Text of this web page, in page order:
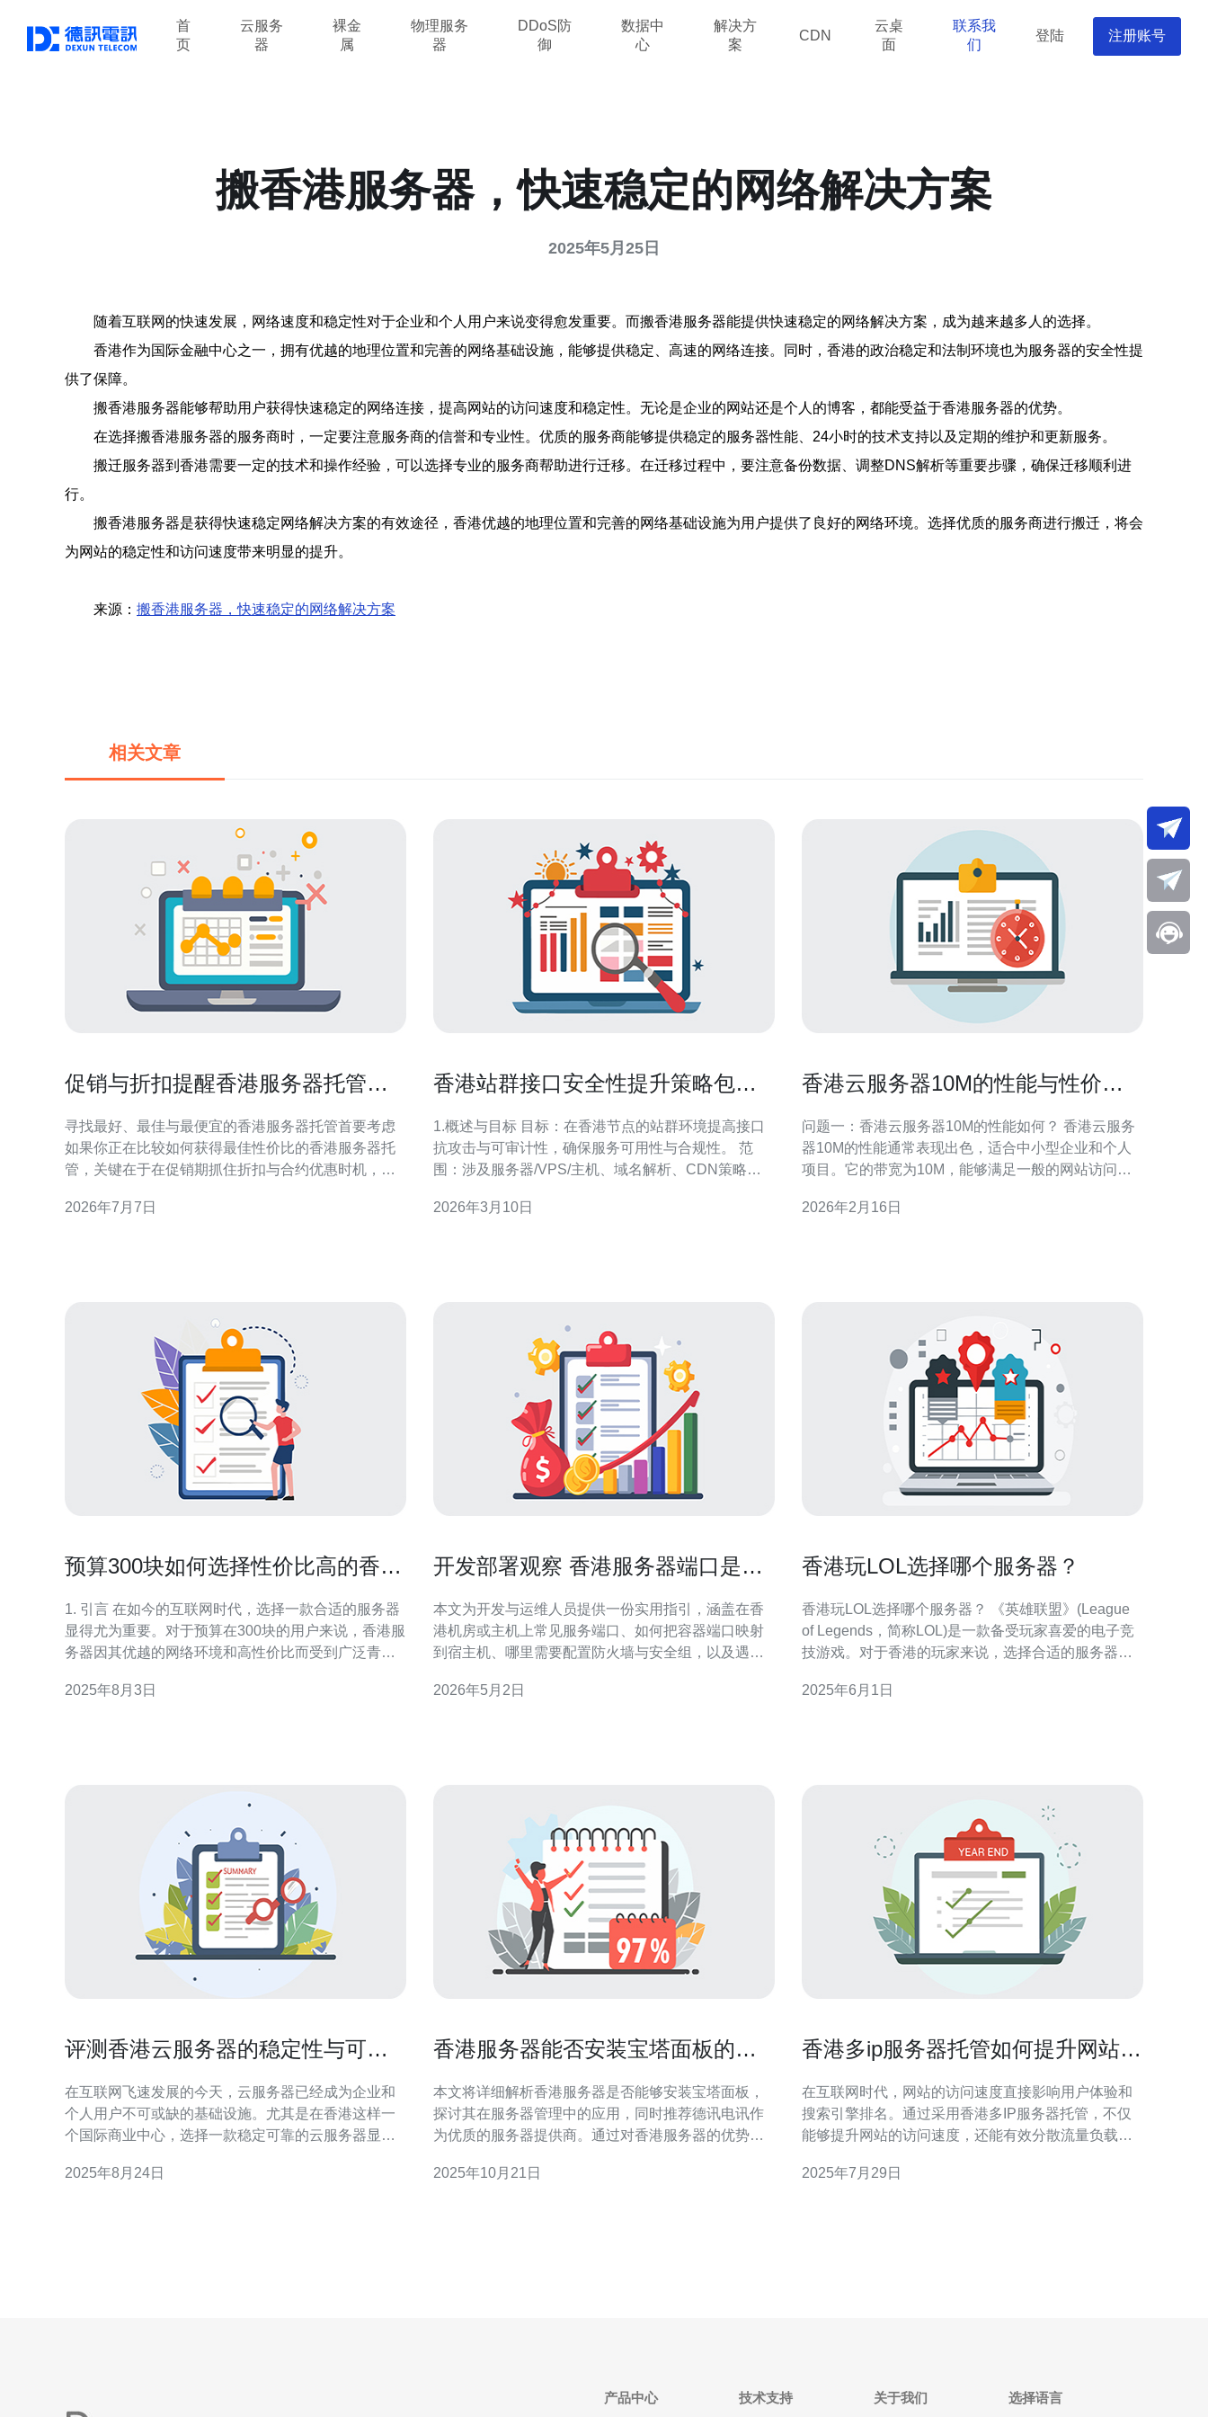
首
页
云服务
器
裸金
属
物理服务
器
DDoS防
御
数据中
心
解决方
案
CDN
云桌
面
联系我
们
登陆 注册账号
搬香港服务器，快速稳定的网络解决方案
2025年5月25日
随着互联网的快速发展，网络速度和稳定性对于企业和个人用户来说变得愈发重要。而搬香港服务器能提供快速稳定的网络解决方案，成为越来越多人的选择。
香港作为国际金融中心之一，拥有优越的地理位置和完善的网络基础设施，能够提供稳定、高速的网络连接。同时，香港的政治稳定和法制环境也为服务器的安全性提
供了保障。
搬香港服务器能够帮助用户获得快速稳定的网络连接，提高网站的访问速度和稳定性。无论是企业的网站还是个人的博客，都能受益于香港服务器的优势。
在选择搬香港服务器的服务商时，一定要注意服务商的信誉和专业性。优质的服务商能够提供稳定的服务器性能、24小时的技术支持以及定期的维护和更新服务。
搬迁服务器到香港需要一定的技术和操作经验，可以选择专业的服务商帮助进行迁移。在迁移过程中，要注意备份数据、调整DNS解析等重要步骤，确保迁移顺利进
行。
搬香港服务器是获得快速稳定网络解决方案的有效途径，香港优越的地理位置和完善的网络基础设施为用户提供了良好的网络环境。选择优质的服务商进行搬迁，将会
为网站的稳定性和访问速度带来明显的提升。
来源： 搬香港服务器，快速稳定的网络解决方案
相关文章
促销与折扣提醒香港服务器托管哪
寻找最好、最佳与最便宜的香港服务器托管首要考虑
如果你正在比较如何获得最佳性价比的香港服务器托
管，关键在于在促销期抓住折扣与合约优惠时机，从
足低延迟、稳定带宽、合理价格与及时支持，这样即
2026年7月7日
香港站群接口安全性提升策略包含
1.概述与目标 目标：在香港节点的站群环境提高接口
抗攻击与可审计性，确保服务可用性与合规性。 范
围：涉及服务器/VPS/主机、域名解析、CDN策略与
可追溯。 关键点：鉴权（Auth）、限流（Rate
2026年3月10日
香港云服务器10M的性能与性价比
问题一：香港云服务器10M的性能如何？ 香港云服务
器10M的性能通常表现出色，适合中小型企业和个人
项目。它的带宽为10M，能够满足一般的网站访问、
10M的带宽可以支持多用户同时在线，保证了网站的
2026年2月16日
预算300块如何选择性价比高的香港
1. 引言 在如今的互联网时代，选择一款合适的服务器
显得尤为重要。对于预算在300块的用户来说，香港服
务器因其优越的网络环境和高性价比而受到广泛青
价比的香港服务器。 2. 香港服务器的优势 香港服务器
2025年8月3日
开发部署观察 香港服务器端口是多
本文为开发与运维人员提供一份实用指引，涵盖在香
港机房或主机上常见服务端口、如何把容器端口映射
到宿主机、哪里需要配置防火墙与安全组，以及遇到
速定位并解决问题。 香港服务器端口通常是多少? 在
2026年5月2日
香港玩LOL选择哪个服务器？
香港玩LOL选择哪个服务器？ 《英雄联盟》(League
of Legends，简称LOL)是一款备受玩家喜爱的电子竞
技游戏。对于香港的玩家来说，选择合适的服务器是
哪个服务器，帮助玩家更好地享受游戏乐趣。 香港地
2025年6月1日
评测香港云服务器的稳定性与可靠
在互联网飞速发展的今天，云服务器已经成为企业和
个人用户不可或缺的基础设施。尤其是在香港这样一
个国际商业中心，选择一款稳定可靠的云服务器显得
进行评测，并为您推荐值得信赖的云服务提供商。 首
2025年8月24日
香港服务器能否安装宝塔面板的详
本文将详细解析香港服务器是否能够安装宝塔面板，
探讨其在服务器管理中的应用，同时推荐德讯电讯作
为优质的服务器提供商。通过对香港服务器的优势分
及如何利用宝塔面板提升服务器管理效率。 香港服务
2025年10月21日
香港多ip服务器托管如何提升网站访
在互联网时代，网站的访问速度直接影响用户体验和
搜索引擎排名。通过采用香港多IP服务器托管，不仅
能够提升网站的访问速度，还能有效分散流量负载，
用香港的多IP服务器托管来优化网站性能。 为什么选
2025年7月29日
产品中心 技术支持 关于我们 选择语言